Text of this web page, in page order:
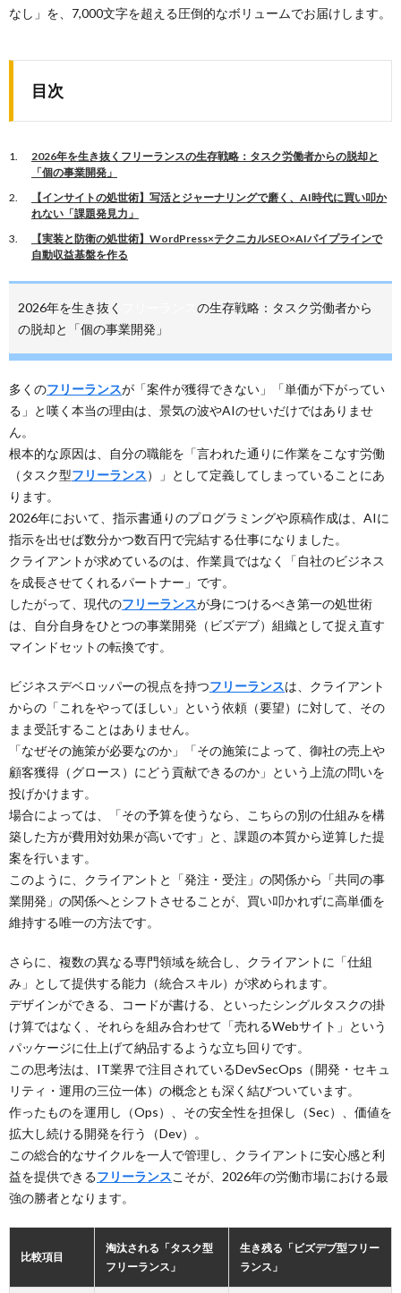
なし」を、7,000文字を超える圧倒的なボリュームでお届けします。
目次
2026年を生き抜くフリーランスの生存戦略：タスク労働者からの脱却と
「個の事業開発」
【インサイトの処世術】写活とジャーナリングで磨く、AI時代に買い叩か
れない「課題発見力」
【実装と防衛の処世術】WordPress×テクニカルSEO×AIパイプラインで
自動収益基盤を作る
2026年を生き抜く
の生存戦略：タスク労働者から
の脱却と「個の事業開発」
多くのフリーランスが「案件が獲得できない」「単価が下がってい
る」と嘆く本当の理由は、景気の波やAIのせいだけではありませ
ん。
根本的な原因は、自分の職能を「言われた通りに作業をこなす労働
（タスク型フリーランス）」として定義してしまっていることにあ
ります。
2026年において、指示書通りのプログラミングや原稿作成は、AIに
指示を出せば数分かつ数百円で完結する仕事になりました。
クライアントが求めているのは、作業員ではなく「自社のビジネス
を成長させてくれるパートナー」です。
したがって、現代のフリーランスが身につけるべき第一の処世術
は、自分自身をひとつの事業開発（ビズデブ）組織として捉え直す
マインドセットの転換です。
ビジネスデベロッパーの視点を持つフリーランスは、クライアント
からの「これをやってほしい」という依頼（要望）に対して、その
まま受託することはありません。
「なぜその施策が必要なのか」「その施策によって、御社の売上や
顧客獲得（グロース）にどう貢献できるのか」という上流の問いを
投げかけます。
場合によっては、「その予算を使うなら、こちらの別の仕組みを構
築した方が費用対効果が高いです」と、課題の本質から逆算した提
案を行います。
このように、クライアントと「発注・受注」の関係から「共同の事
業開発」の関係へとシフトさせることが、買い叩かれずに高単価を
維持する唯一の方法です。
さらに、複数の異なる専門領域を統合し、クライアントに「仕組
み」として提供する能力（統合スキル）が求められます。
デザインができる、コードが書ける、といったシングルタスクの掛
け算ではなく、それらを組み合わせて「売れるWebサイト」という
パッケージに仕上げて納品するような立ち回りです。
この思考法は、IT業界で注目されているDevSecOps（開発・セキュ
リティ・運用の三位一体）の概念とも深く結びついています。
作ったものを運用し（Ops）、その安全性を担保し（Sec）、価値を
拡大し続ける開発を行う（Dev）。
この総合的なサイクルを一人で管理し、クライアントに安心感と利
益を提供できるフリーランスこそが、2026年の労働市場における最
強の勝者となります。
比較項目
淘汰される「タスク型
フリーランス 」
生き残る「ビズデブ型フリー
ランス 」